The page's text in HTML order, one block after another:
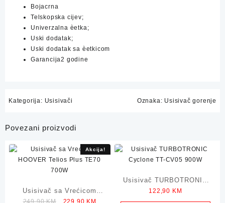
Bojacrna
Telskopska cijev;
Univerzalna èetka;
Uski dodatak;
Uski dodatak sa èetkicom
Garancija2 godine
Kategorija: Usisivači Oznaka: Usisivač gorenje
Povezani proizvodi
Akcija!
Usisivač sa Vrećicom
249,90KM Original
229,90 KM
Usisivač TURBOTRONIC
Cyclone TT-CV05 900W
122,90 KM